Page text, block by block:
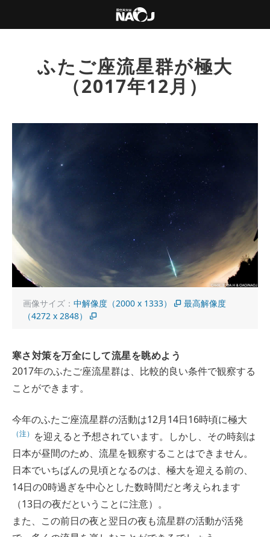
ふたご座流星群が極大
（2017年12月）
画像サイズ： 中解像度（2000 x 1333）
最高解像度
（4272 x 2848）
寒さ対策を万全にして流星を眺めよう
2017年のふたご座流星群は、比較的良い条件で観察する
ことができます。
今年のふたご座流星群の活動は12月14日16時頃に極大
（注） を迎えると予想されています。しかし、その時刻は
日本が昼間のため、流星を観察することはできません。
日本でいちばんの見頃となるのは、極大を迎える前の、
14日の0時過ぎを中心とした数時間だと考えられます
（13日の夜だということに注意）。
また、この前日の夜と翌日の夜も流星群の活動が活発